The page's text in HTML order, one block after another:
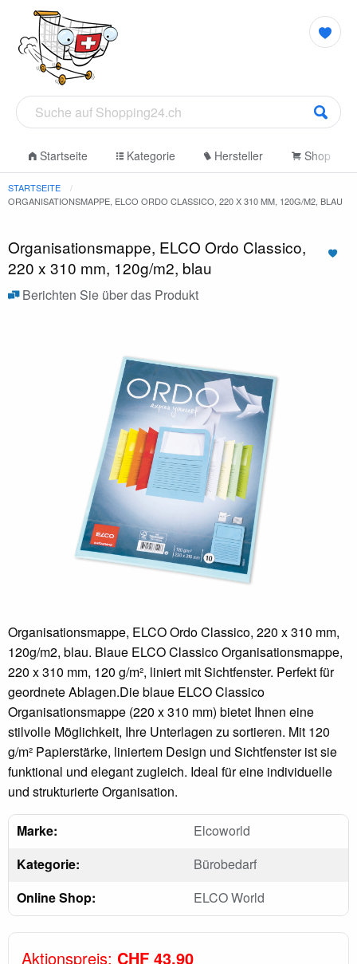
Startseite Kategorie Hersteller Shop
STARTSEITE
ORGANISATIONSMAPPE, ELCO ORDO CLASSICO, 220 X 310 MM, 120G/M2, BLAU
Organisationsmappe, ELCO Ordo Classico,
220 x 310 mm, 120g/m2, blau
Berichten Sie über das Produkt
Organisationsmappe, ELCO Ordo Classico, 220 x 310 mm,
120g/m2, blau. Blaue ELCO Classico Organisationsmappe,
220 x 310 mm, 120 g/m², liniert mit Sichtfenster. Perfekt für
geordnete Ablagen.Die blaue ELCO Classico
Organisationsmappe (220 x 310 mm) bietet Ihnen eine
stilvolle Möglichkeit, Ihre Unterlagen zu sortieren. Mit 120
g/m² Papierstärke, liniertem Design und Sichtfenster ist sie
funktional und elegant zugleich. Ideal für eine individuelle
und strukturierte Organisation.
Marke:
Elcoworld
Kategorie:
Bürobedarf
Online Shop:
ELCO World
Aktionspreis: CHF 43.90